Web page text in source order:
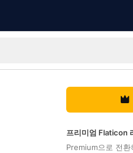
프리미엄 Flaticon
Premium으로 전